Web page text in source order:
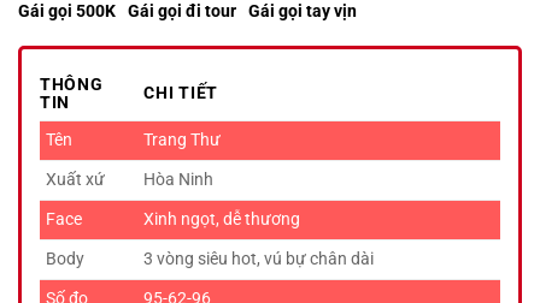
Gái gọi 500K Gái gọi đi tour Gái gọi tay vịn
THÔNG
TIN
CHI TIẾT
Tên
Trang Thư
Xuất xứ
Hòa Ninh
Face
Xinh ngọt, dễ thương
Body
3 vòng siêu hot, vú bự chân dài
Số đo
95-62-96